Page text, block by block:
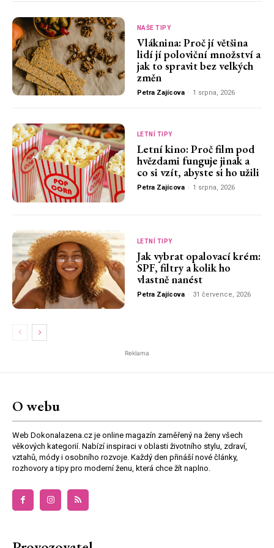
NAŠE TIPY
Vláknina: Proč jí většina
lidí jí poloviční množství a
jak to spravit bez velkých
změn
Petra Zajícova - 1 srpna, 2026
LETNÍ TIPY
Letní kino: Proč film pod
hvězdami funguje jinak a
co si vzít, abyste si ho užili
Petra Zajícova - 1 srpna, 2026
LETNÍ TIPY
Jak vybrat opalovací krém:
SPF, filtry a kolik ho
vlastně nanést
Petra Zajícova - 31 července, 2026
Reklama
O webu
Web Dokonalazena.cz je online magazín zaměřený na ženy všech
věkových kategorií. Nabízí inspiraci v oblasti životního stylu, zdraví,
vztahů, módy i osobního rozvoje. Každý den přináší nové články,
rozhovory a tipy pro moderní ženu, která chce žít naplno.